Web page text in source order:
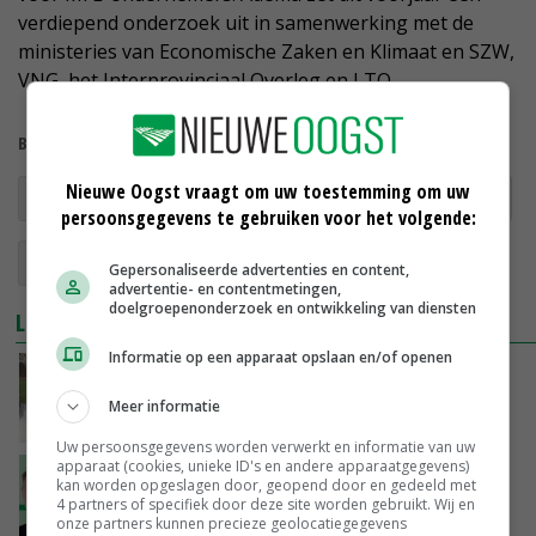
verdiepend onderzoek uit in samenwerking met de
ministeries van Economische Zaken en Klimaat en SZW,
VNG, het Interprovinciaal Overleg en LTO.
Bekijk meer over:
multifunctionele landbouw ruimtelijke ordening
kinderopvang recreatie
LEES OOK
naar natuurinclusief
'Brede welvaart in de Vruchtbare Delta'
23-02-2024
Nieuwe Oogst vraagt om uw toestemming om uw
persoonsgegevens te gebruiken voor het volgende:
Gepersonaliseerde advertenties en content,
advertentie- en contentmetingen,
doelgroepenonderzoek en ontwikkeling van diensten
Informatie op een apparaat opslaan en/of openen
Meer informatie
Uw persoonsgegevens worden verwerkt en informatie van uw
apparaat (cookies, unieke ID's en andere apparaatgegevens)
kan worden opgeslagen door, geopend door en gedeeld met
4 partners of specifiek door deze site worden gebruikt. Wij en
onze partners kunnen precieze geolocatiegegevens